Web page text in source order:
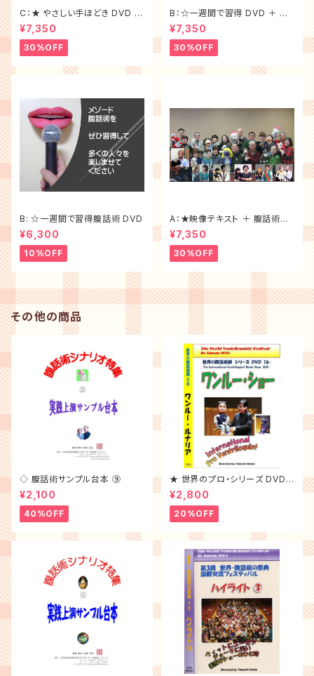
C：★ やさしい手ほどき DVD ＋
腹話術テキスト ＜大特価セット
割f）
¥7,350
30%OFF
B：☆一週間で習得 DVD ＋ 腹
話術テキスト ＜大特価セット割
30%off＞
¥7,350
30%OFF
B: ☆一週間で習得腹話術 DVD
¥6,300
10%OFF
A：★映像テキスト ＋ 腹話術テ
キスト＜大特価セット割30%of
f ＞
¥7,350
30%OFF
その他の商品
◇ 腹話術サンプル台本 ⑨
¥2,100
40%OFF
★ 世界のプロ・シリーズ DVD-
⑯
¥2,800
20%OFF